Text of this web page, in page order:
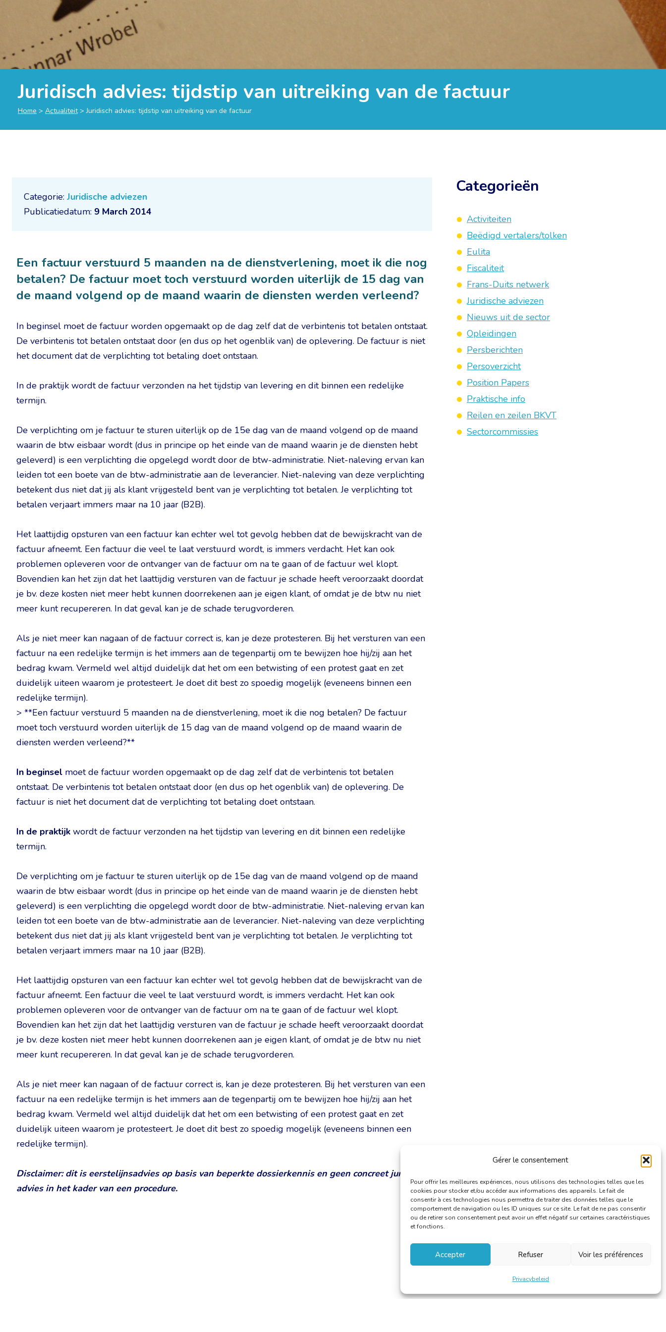
Gérer le consentement
Pour offrir les meilleures expériences, nous utilisons des technologies telles que les
cookies pour stocker et/ou accéder aux informations des appareils. Le fait de
consentir à ces technologies nous permettra de traiter des données telles que le
comportement de navigation ou les ID uniques sur ce site. Le fait de ne pas consentir
ou de retirer son consentement peut avoir un effet négatif sur certaines caractéristiques
et fonctions.
Accepter Refuser Voir les préférences
Privacybeleid
Juridisch advies: tijdstip van uitreiking van de factuur
Home > Actualiteit>Juridisch advies: tijdstip van uitreiking van de factuur
Categorie: Juridische adviezen
Publicatiedatum: 9 March 2014
Een factuur verstuurd 5 maanden na de dienstverlening, moet ik die nog
betalen? De factuur moet toch verstuurd worden uiterlijk de 15 dag van
de maand volgend op de maand waarin de diensten werden verleend?
In beginsel moet de factuur worden opgemaakt op de dag zelf dat de verbintenis tot betalen ontstaat.
De verbintenis tot betalen ontstaat door (en dus op het ogenblik van) de oplevering. De factuur is niet
het document dat de verplichting tot betaling doet ontstaan.
In de praktijk wordt de factuur verzonden na het tijdstip van levering en dit binnen een redelijke
termijn.
De verplichting om je factuur te sturen uiterlijk op de 15e dag van de maand volgend op de maand
waarin de btw eisbaar wordt (dus in principe op het einde van de maand waarin je de diensten hebt
geleverd) is een verplichting die opgelegd wordt door de btw-administratie. Niet-naleving ervan kan
leiden tot een boete van de btw-administratie aan de leverancier. Niet-naleving van deze verplichting
betekent dus niet dat jij als klant vrijgesteld bent van je verplichting tot betalen. Je verplichting tot
betalen verjaart immers maar na 10 jaar (B2B).
Het laattijdig opsturen van een factuur kan echter wel tot gevolg hebben dat de bewijskracht van de
factuur afneemt. Een factuur die veel te laat verstuurd wordt, is immers verdacht. Het kan ook
problemen opleveren voor de ontvanger van de factuur om na te gaan of de factuur wel klopt.
Bovendien kan het zijn dat het laattijdig versturen van de factuur je schade heeft veroorzaakt doordat
je bv. deze kosten niet meer hebt kunnen doorrekenen aan je eigen klant, of omdat je de btw nu niet
meer kunt recupereren. In dat geval kan je de schade terugvorderen.
Als je niet meer kan nagaan of de factuur correct is, kan je deze protesteren. Bij het versturen van een
factuur na een redelijke termijn is het immers aan de tegenpartij om te bewijzen hoe hij/zij aan het
bedrag kwam. Vermeld wel altijd duidelijk dat het om een betwisting of een protest gaat en zet
duidelijk uiteen waarom je protesteert. Je doet dit best zo spoedig mogelijk (eveneens binnen een
redelijke termijn).
> **Een factuur verstuurd 5 maanden na de dienstverlening, moet ik die nog betalen? De factuur
moet toch verstuurd worden uiterlijk de 15 dag van de maand volgend op de maand waarin de
diensten werden verleend?**
In beginsel moet de factuur worden opgemaakt op de dag zelf dat de verbintenis tot betalen
ontstaat. De verbintenis tot betalen ontstaat door (en dus op het ogenblik van) de oplevering. De
factuur is niet het document dat de verplichting tot betaling doet ontstaan.
In de praktijk wordt de factuur verzonden na het tijdstip van levering en dit binnen een redelijke
termijn.
De verplichting om je factuur te sturen uiterlijk op de 15e dag van de maand volgend op de maand
waarin de btw eisbaar wordt (dus in principe op het einde van de maand waarin je de diensten hebt
geleverd) is een verplichting die opgelegd wordt door de btw-administratie. Niet-naleving ervan kan
leiden tot een boete van de btw-administratie aan de leverancier. Niet-naleving van deze verplichting
betekent dus niet dat jij als klant vrijgesteld bent van je verplichting tot betalen. Je verplichting tot
betalen verjaart immers maar na 10 jaar (B2B).
Het laattijdig opsturen van een factuur kan echter wel tot gevolg hebben dat de bewijskracht van de
factuur afneemt. Een factuur die veel te laat verstuurd wordt, is immers verdacht. Het kan ook
problemen opleveren voor de ontvanger van de factuur om na te gaan of de factuur wel klopt.
Bovendien kan het zijn dat het laattijdig versturen van de factuur je schade heeft veroorzaakt doordat
je bv. deze kosten niet meer hebt kunnen doorrekenen aan je eigen klant, of omdat je de btw nu niet
meer kunt recupereren. In dat geval kan je de schade terugvorderen.
Als je niet meer kan nagaan of de factuur correct is, kan je deze protesteren. Bij het versturen van een
factuur na een redelijke termijn is het immers aan de tegenpartij om te bewijzen hoe hij/zij aan het
bedrag kwam. Vermeld wel altijd duidelijk dat het om een betwisting of een protest gaat en zet
duidelijk uiteen waarom je protesteert. Je doet dit best zo spoedig mogelijk (eveneens binnen een
redelijke termijn).
Disclaimer: dit is eerstelijnsadvies op basis van beperkte dossierkennis en geen concreet juridisch
advies in het kader van een procedure.
Categorieën
Activiteiten
Beëdigd vertalers/tolken
Eulita
Fiscaliteit
Frans-Duits netwerk
Juridische adviezen
Nieuws uit de sector
Opleidingen
Persberichten
Persoverzicht
Position Papers
Praktische info
Reilen en zeilen BKVT
Sectorcommissies